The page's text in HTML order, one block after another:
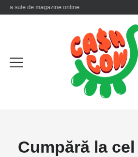
la sute de magazine online
Cumpără la